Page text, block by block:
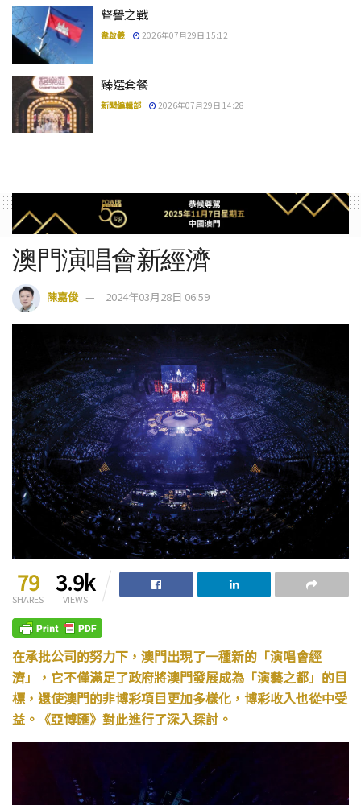
聲譽之戰
韋啟羲 2026年07月29日 15:12
臻選套餐
新聞編輯部 2026年07月29日 14:28
澳門演唱會新經濟
陳嘉俊 2024年03月28日 06:59
79
SHARES
3.9k
VIEWS
在承批公司的努力下，澳門出現了一種新的「演唱會經
濟」，它不僅滿足了政府將澳門發展成為「演藝之都」的目
標，還使澳門的非博彩項目更加多樣化，博彩收入也從中受
益。《亞博匯》對此進行了深入探討。